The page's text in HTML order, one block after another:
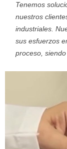
Tenemos
nuestros
industriales.
sus esfuerzos
proceso,